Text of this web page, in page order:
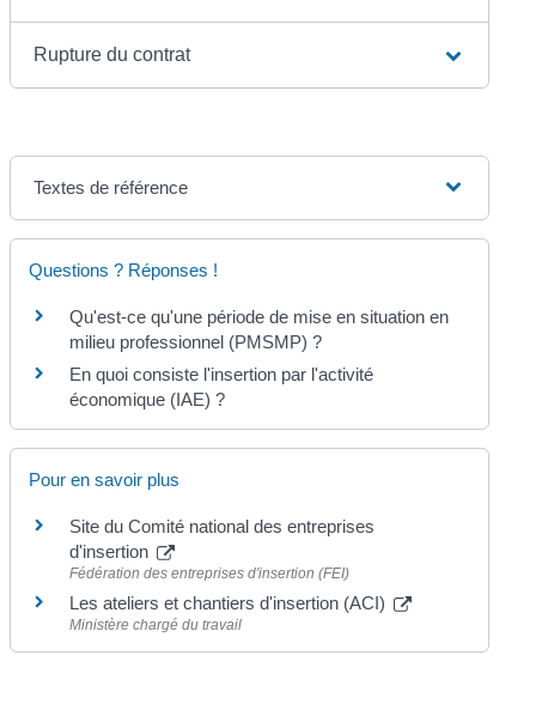
Rupture du contrat
Textes de référence
Questions ? Réponses !
Qu'est-ce qu'une période de mise en situation en
milieu professionnel (PMSMP) ?
En quoi consiste l'insertion par l'activité
économique (IAE) ?
Pour en savoir plus
Site du Comité national des entreprises
d'insertion
Fédération des entreprises d'insertion (FEI)
Les ateliers et chantiers d'insertion (ACI)
Ministère chargé du travail